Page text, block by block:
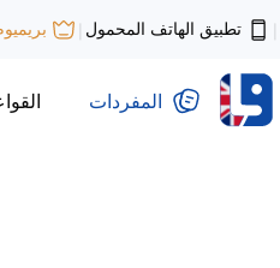
| تطبيق الهاتف المحمول |
المفردات